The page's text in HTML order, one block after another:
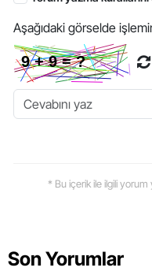
Aşağıdaki görselde
* Bu içerik ile ilgili yorum
Son Yorumlar